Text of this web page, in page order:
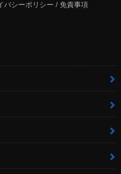
バシーポリシー / 免責事項